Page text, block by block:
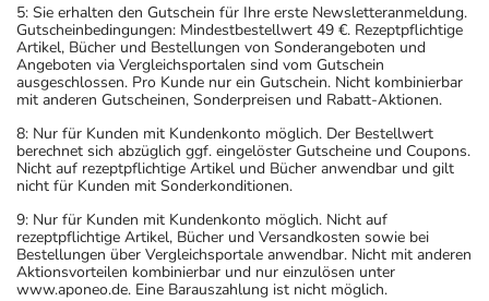
5: Sie erhalten den Gutschein für Ihre erste Newsletteranmeldung.
Gutscheinbedingungen: Mindestbestellwert 49 €. Rezeptpflichtige
Artikel, Bücher und Bestellungen von Sonderangeboten und
Angeboten via Vergleichsportalen sind vom Gutschein
ausgeschlossen. Pro Kunde nur ein Gutschein. Nicht kombinierbar
mit anderen Gutscheinen, Sonderpreisen und Rabatt-Aktionen.
8: Nur für Kunden mit Kundenkonto möglich. Der Bestellwert
berechnet sich abzüglich ggf. eingelöster Gutscheine und Coupons.
Nicht auf rezeptpflichtige Artikel und Bücher anwendbar und gilt
nicht für Kunden mit Sonderkonditionen.
9: Nur für Kunden mit Kundenkonto möglich. Nicht auf
rezeptpflichtige Artikel, Bücher und Versandkosten sowie bei
Bestellungen über Vergleichsportale anwendbar. Nicht mit anderen
Aktionsvorteilen kombinierbar und nur einzulösen unter
www.aponeo.de. Eine Barauszahlung ist nicht möglich.